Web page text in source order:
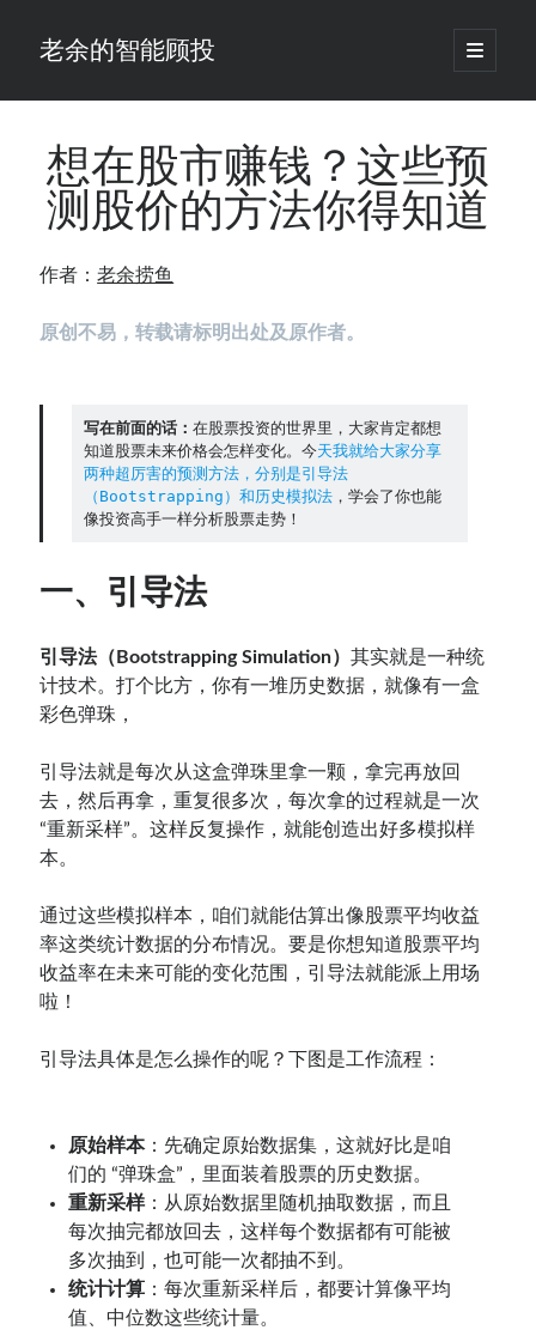
老余的智能顾投
open
primary
Sidebar
最新发表 ：
讲故事
大多数突破交易倒在“收缩阶段”，而这个EA等的是“扩张确认”（附完整源
老余看市：长鑫4万亿，A股却蒸发12.4万亿
普通人的5个常见投资错误，可能让你多干12年才能退休
怎么把TradingView上的裸指标拆成可回测的交易规则：成交量差值背离
Contact：
网站备案号：鄂ICP备2024064768号
想在股市赚钱？这些预
测股价的方法你得知道
作者：老余捞鱼
原创不易，转载请标明出处及原作者。
写在前面的话： 在股票投资的世界里，大家肯定都想
知道股票未来价格会怎样变化。今天我就给大家分享
两种超厉害的预测方法，分别是引导法
（Bootstrapping）和历史模拟法，学会了你也能
像投资高手一样分析股票走势！
一、引导法
引导法（Bootstrapping Simulation）其实就是一种统
计技术。打个比方，你有一堆历史数据，就像有一盒
彩色弹珠，
引导法就是每次从这盒弹珠里拿一颗，拿完再放回
去，然后再拿，重复很多次，每次拿的过程就是一次
“重新采样”。这样反复操作，就能创造出好多模拟样
本。
通过这些模拟样本，咱们就能估算出像股票平均收益
率这类统计数据的分布情况。要是你想知道股票平均
收益率在未来可能的变化范围，引导法就能派上用场
啦！
引导法具体是怎么操作的呢？下图是工作流程：
原始样本：先确定原始数据集，这就好比是咱
们的 “弹珠盒”，里面装着股票的历史数据。
重新采样：从原始数据里随机抽取数据，而且
每次抽完都放回去，这样每个数据都有可能被
多次抽到，也可能一次都抽不到。
统计计算 ：每次重新采样后，都要计算像平均
值、中位数这些统计量。